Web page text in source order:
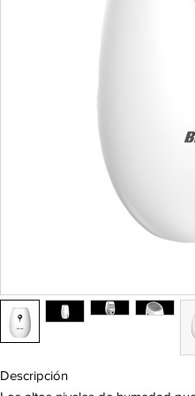
Descripción